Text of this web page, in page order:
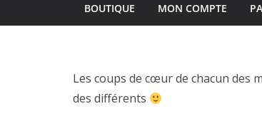
BOUTIQUE MON COMPTE
Les coups de cœur de chacun des
des différents